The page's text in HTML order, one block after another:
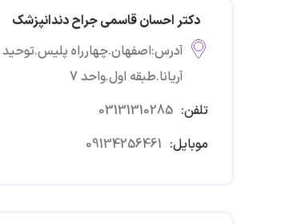
دکتر احسان قاسمی جراح دندانپزشک
آریانا.طبقه اول.واحد 7
تلفن: 03131310285
موبایل: 09134256461